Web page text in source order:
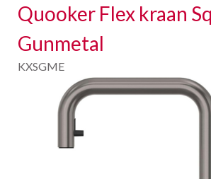
Quooker Flex kraan
Gunmetal
KXSGME